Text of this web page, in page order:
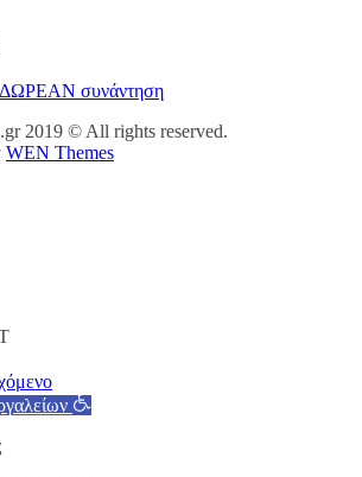
ΔΩΡΕΑΝ συνάντηση
2019 © All rights reserved.
WEN Themes